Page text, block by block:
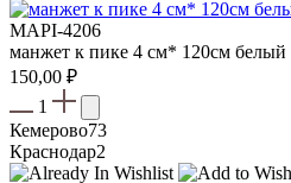
MAPI-4206
манжет к пике 4 см* 120см белый
150,00 ₽
1
Кемерово73
Краснодар2